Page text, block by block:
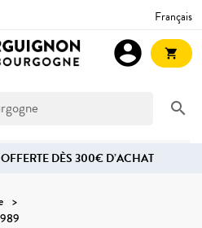
Français
search
account_circle shopping_cart
OFFERTE DÈS 300€ D’ACHAT